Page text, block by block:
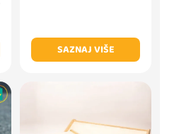
SAZNAJ VIŠE